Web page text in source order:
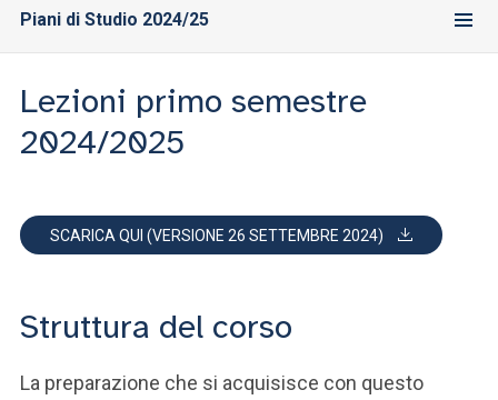
Piani di Studio 2024/25
Lezioni primo semestre
2024/2025
SCARICA QUI (VERSIONE 26 SETTEMBRE 2024)
Struttura del corso
La preparazione che si acquisisce con questo